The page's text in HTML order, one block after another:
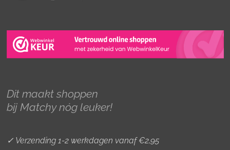
s
t
a
r
a
c
e
b
o
k
n
t
e
e
s
Dit maakt shoppen
bij Matchy nóg leuker!
✓ Verzending 1-2 werkdagen vanaf €2,95